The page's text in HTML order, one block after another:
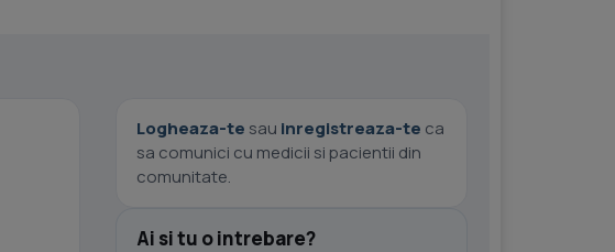
Logheaza-te sau inregistreaza-te ca
sa comunici cu medicii si pacientii din
comunitate.
Ai si tu o intrebare?